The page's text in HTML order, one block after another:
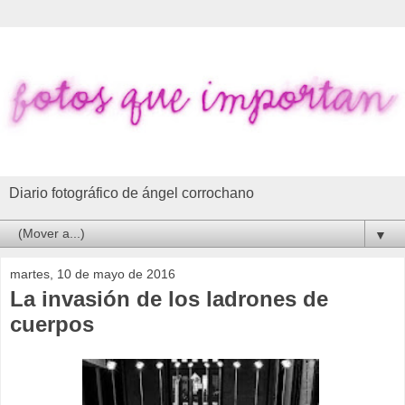
Diario fotográfico de ángel corrochano
▼
martes, 10 de mayo de 2016
La invasión de los ladrones de
cuerpos